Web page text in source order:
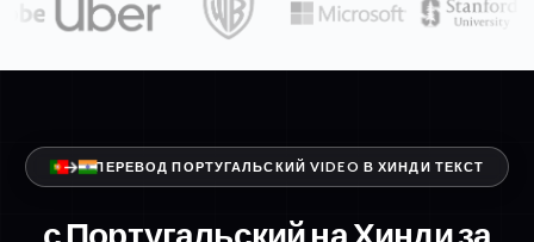
ПЕРЕВОД ПОРТУГАЛЬСКИЙ VIDEO В ХИНДИ ТЕКСТ
с Португальский на Хинди за